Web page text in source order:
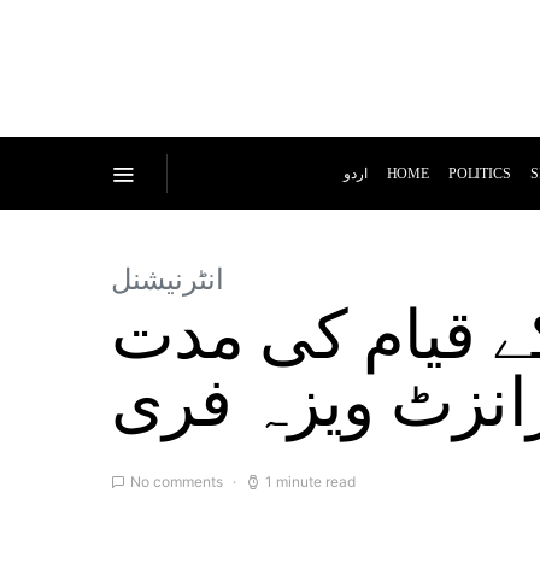
اردو HOME POLITICS
انٹرنیشنل
قیام کی مدت
ویزہ فری
No comments 1 minute read